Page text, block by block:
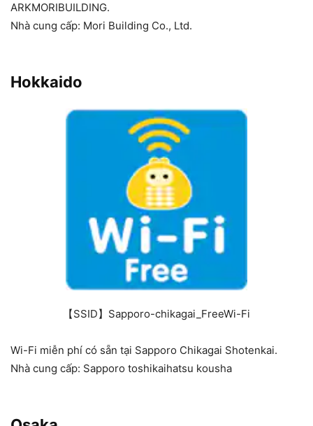
ARKMORIBUILDING.
Nhà cung cấp: Mori Building Co., Ltd.
Hokkaido
【SSID】Sapporo-chikagai_FreeWi-Fi
Wi-Fi miễn phí có sẵn tại Sapporo Chikagai Shotenkai.
Nhà cung cấp: Sapporo toshikaihatsu kousha